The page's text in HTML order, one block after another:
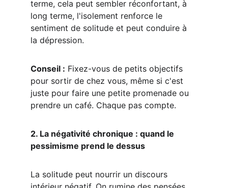
terme, cela peut sembler réconfortant, à
long terme, l'isolement renforce le
sentiment de solitude et peut conduire à
la dépression.
Conseil : Fixez-vous de petits objectifs
pour sortir de chez vous, même si c'est
juste pour faire une petite promenade ou
prendre un café. Chaque pas compte.
2. La négativité chronique : quand le
pessimisme prend le dessus
La solitude peut nourrir un discours